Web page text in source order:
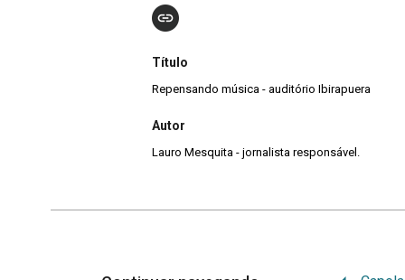
Título
Repensando música - auditório Ibirapuera
Autor
Lauro Mesquita - jornalista responsável.